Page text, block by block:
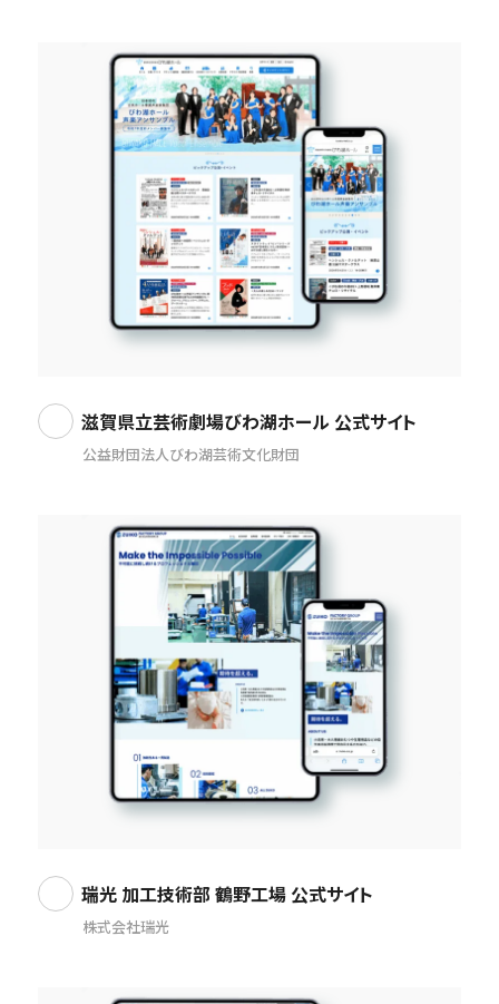
滋賀県立芸術劇場びわ湖ホール 公式サイト
公益財団法人びわ湖芸術文化財団
瑞光 加工技術部 鶴野工場 公式サイト
株式会社瑞光